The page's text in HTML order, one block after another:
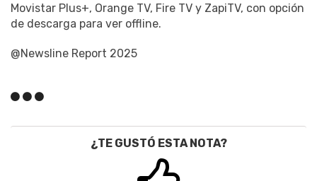
Movistar Plus+, Orange TV, Fire TV y ZapiTV, con opción
de descarga para ver offline.
@Newsline Report 2025
¿TE GUSTÓ ESTA NOTA?